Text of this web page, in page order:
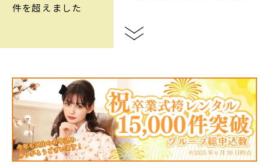
件を超えました